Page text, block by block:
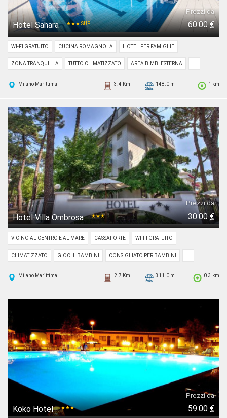
Hotel Sahara ★★★ SUP
Prezzi da
60.00€
WI-FI GRATUITO CUCINA ROMAGNOLA HOTEL PER FAMIGLIE
ZONA TRANQUILLA TUTTO CLIMATIZZATO AREA BIMBI ESTERNA
Milano Marittima 1 km
148.0 m
3.4 Km
Hotel Villa Ombrosa ★★★
Prezzi da
30.00 €
VICINO AL CENTRO E AL MARE CASSAFORTE WI-FI GRATUITO
CLIMATIZZATO GIOCHI BAMBINI CONSIGLIATO PER BAMBINI ...
Milano Marittima 0.3 km
311.0 m
2.7 Km
Koko Hotel ★★★
Prezzi da
59.00 €